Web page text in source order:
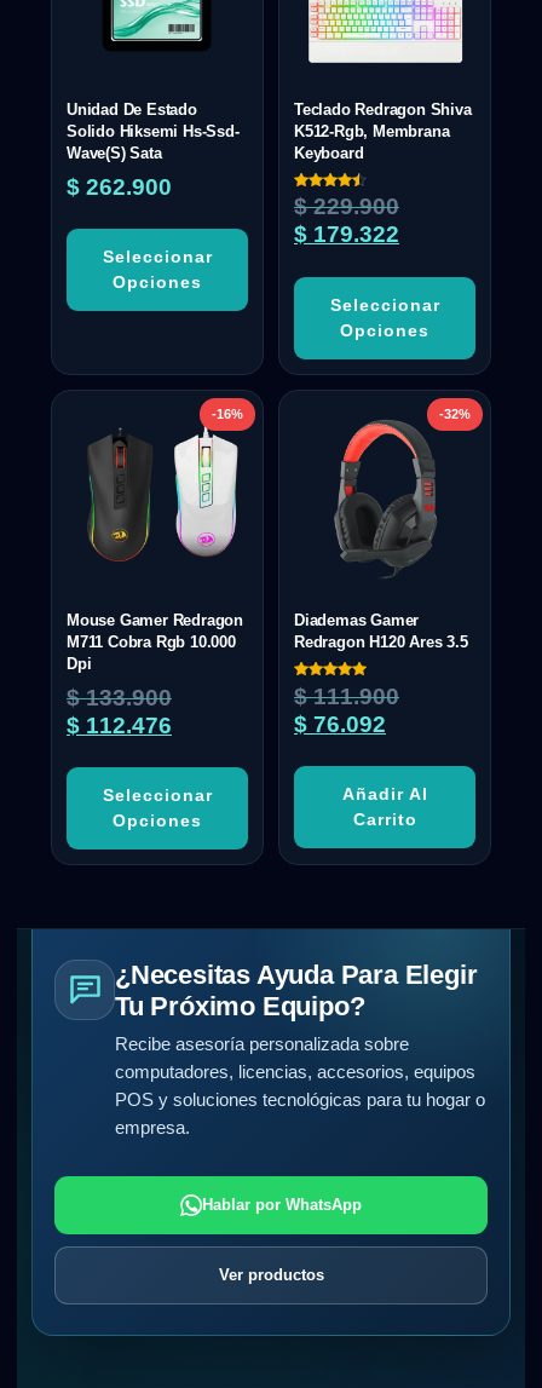
Unidad De Estado
Solido Hiksemi Hs-Ssd-
Wave(S) Sata
$ 262.900
Seleccionar
Opciones
Teclado Redragon Shiva
K512-Rgb, Membrana
Keyboard
Valorado
con
4.50
de 5
$229.900
$ 179.322
Seleccionar
Opciones
-16%
Mouse Gamer Redragon
M711 Cobra Rgb 10.000
Dpi
$133.900
$ 112.476
Seleccionar
Opciones
-32%
Diademas Gamer
Redragon H120 Ares 3.5
Valorado
con
5.00
de 5
$111.900
$ 76.092
Añadir Al
Carrito
¿Necesitas Ayuda Para Elegir
Tu Próximo Equipo?
Recibe asesoría personalizada sobre
computadores, licencias, accesorios, equipos
POS y soluciones tecnológicas para tu hogar o
empresa.
Hablar por WhatsApp
Ver productos